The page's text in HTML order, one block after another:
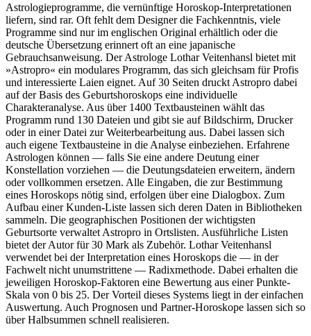
Astrologieprogramme, die vernünftige Horoskop-Interpretationen
liefern, sind rar. Oft fehlt dem Designer die Fachkenntnis, viele
Programme sind nur im englischen Original erhältlich oder die
deutsche Übersetzung erinnert oft an eine japanische
Gebrauchsanweisung. Der Astrologe Lothar Veitenhansl bietet mit
»Astropro« ein modulares Programm, das sich gleichsam für Profis
und interessierte Laien eignet. Auf 30 Seiten druckt Astropro dabei
auf der Basis des Geburtshoroskops eine individuelle
Charakteranalyse. Aus über 1400 Textbausteinen wählt das
Programm rund 130 Dateien und gibt sie auf Bildschirm, Drucker
oder in einer Datei zur Weiterbearbeitung aus. Dabei lassen sich
auch eigene Textbausteine in die Analyse einbeziehen. Erfahrene
Astrologen können — falls Sie eine andere Deutung einer
Konstellation vorziehen — die Deutungsdateien erweitern, ändern
oder vollkommen ersetzen. Alle Eingaben, die zur Bestimmung
eines Horoskops nötig sind, erfolgen über eine Dialogbox. Zum
Aufbau einer Kunden-Liste lassen sich deren Daten in Bibliotheken
sammeln. Die geographischen Positionen der wichtigsten
Geburtsorte verwaltet Astropro in Ortslisten. Ausführliche Listen
bietet der Autor für 30 Mark als Zubehör. Lothar Veitenhansl
verwendet bei der Interpretation eines Horoskops die — in der
Fachwelt nicht unumstrittene — Radixmethode. Dabei erhalten die
jeweiligen Horoskop-Faktoren eine Bewertung aus einer Punkte-
Skala von 0 bis 25. Der Vorteil dieses Systems liegt in der einfachen
Auswertung. Auch Prognosen und Partner-Horoskope lassen sich so
über Halbsummen schnell realisieren.